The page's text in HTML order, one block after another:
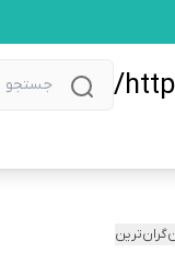
گران‌ترین